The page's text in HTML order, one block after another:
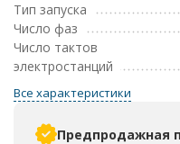
Тип запуска
Число фаз
Число тактов
электростанций
Все характеристики
Предпродажная